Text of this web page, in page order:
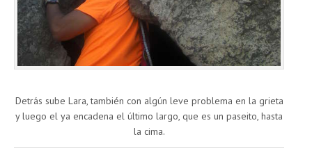
Detrás sube Lara, también con algún leve problema en la grieta
y luego el ya encadena el último largo, que es un paseito, hasta
la cima.